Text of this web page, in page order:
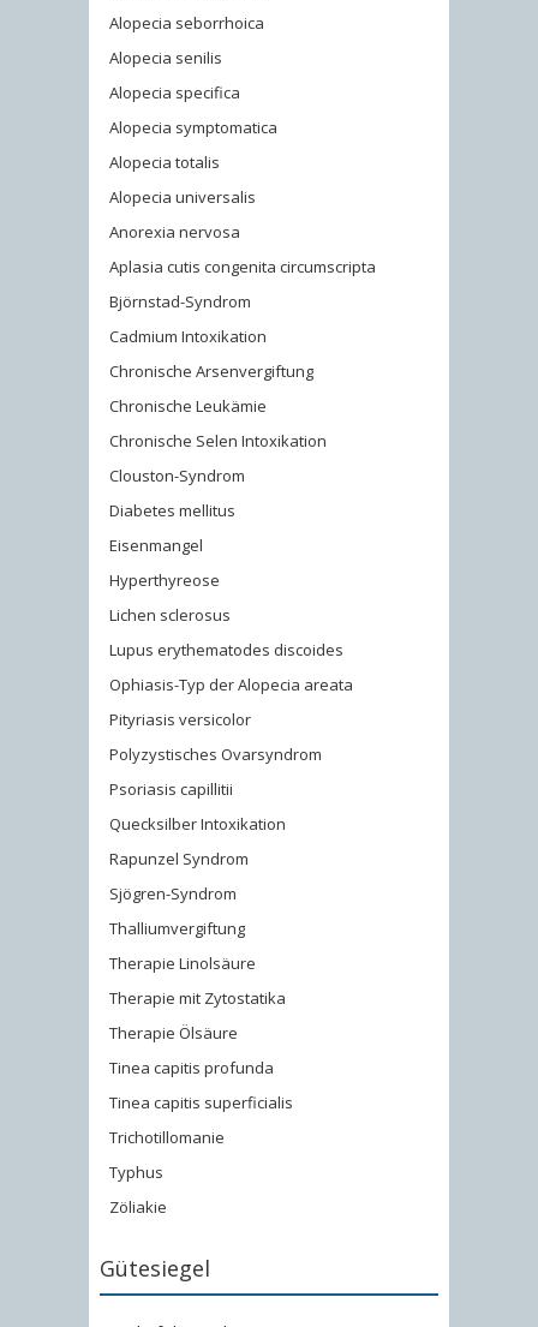
Alopecia seborrhoica
Alopecia senilis
Alopecia specifica
Alopecia symptomatica
Alopecia totalis
Alopecia universalis
Anorexia nervosa
Aplasia cutis congenita circumscripta
Björnstad-Syndrom
Cadmium Intoxikation
Chronische Arsenvergiftung
Chronische Leukämie
Chronische Selen Intoxikation
Clouston-Syndrom
Diabetes mellitus
Eisenmangel
Hyperthyreose
Lichen sclerosus
Lupus erythematodes discoides
Ophiasis-Typ der Alopecia areata
Pityriasis versicolor
Polyzystisches Ovarsyndrom
Psoriasis capillitii
Quecksilber Intoxikation
Rapunzel Syndrom
Sjögren-Syndrom
Thalliumvergiftung
Therapie Linolsäure
Therapie mit Zytostatika
Therapie Ölsäure
Tinea capitis profunda
Tinea capitis superficialis
Trichotillomanie
Typhus
Zöliakie
Gütesiegel